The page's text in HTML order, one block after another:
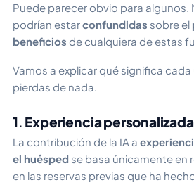
Puede parecer obvio para algunos.
podrían estarconfundidas sobre el
beneficios de cualquiera de estas
Vamos a explicar qué significa
pierdas de nada.
1. Experiencia
La contribución de la IA a
el huésped se basa únicamente en
en las reservas previas que ha